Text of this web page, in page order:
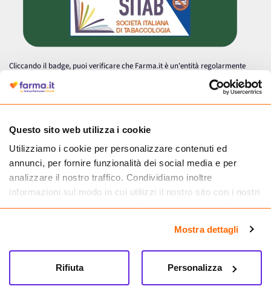
Questo sito web utilizza i cookie
Utilizziamo i cookie per personalizzare contenuti ed
annunci, per fornire funzionalità dei social media e per
analizzare il nostro traffico. Condividiamo inoltre
informazioni sul modo in cui utilizzi il nostro sito con i nostri
partner che si occupano di analisi dei dati web, pubblicità e
informazioni che hai fornito loro o che hanno raccolto dal
tuo utilizzo dei loro servizi.
Mostra dettagli
Personalizza
Rifiuta
Cliccando il badge, puoi verificare che Farma.it è un'entità regolarmente
autorizzata dal Ministero della Salute a effettuare la vendita online di
medicinali.
Farma.it S.a.s. P. IVA 07417261216 REA: NA-884088